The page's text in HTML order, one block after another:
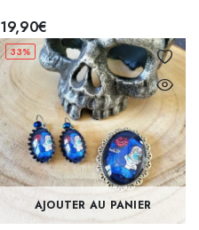
19,90€
33%
AJOUTER AU PANIER